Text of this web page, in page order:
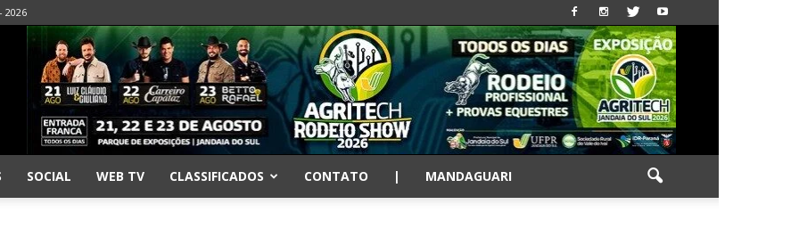
2026
SOCIAL WEB TV CLASSIFICADOS CONTATO | MANDAGUARI